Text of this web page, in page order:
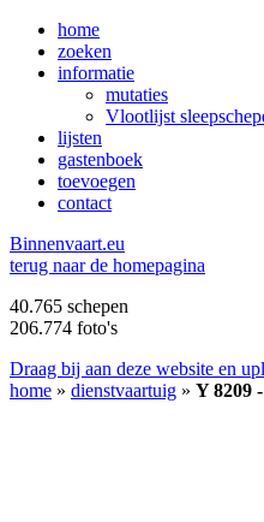
home
zoeken
informatie
mutaties
Vlootlijst
lijsten
gastenboek
toevoegen
contact
Binnenvaart.eu
terug naar de homepagina
40.765 schepen
206.774 foto's
Draag bij aan deze website en
home » dienstvaartuig » Y 8209